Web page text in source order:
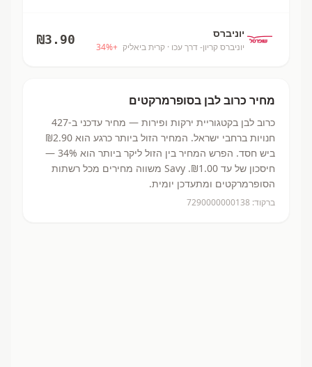
יוניברס
יוניברס קריון- דרך עכו · קרית ביאליק +
34%
₪3.90
מחיר כרוב לבן בסופרמרקטים
כרוב לבן בקטגוריית ירקות ופירות — מחיר עדכני ב-427
חנויות ברחבי ישראל. המחיר הזול ביותר כרגע הוא ₪2.90
ביש חסד.
הפרש המחיר בין הזול ליקר ביותר הוא 34% —
חיסכון של עד ₪1.00.
Savy משווה מחירים מכל רשתות
הסופרמרקטים ומתעדכן יומית.
ברקוד: 7290000000138